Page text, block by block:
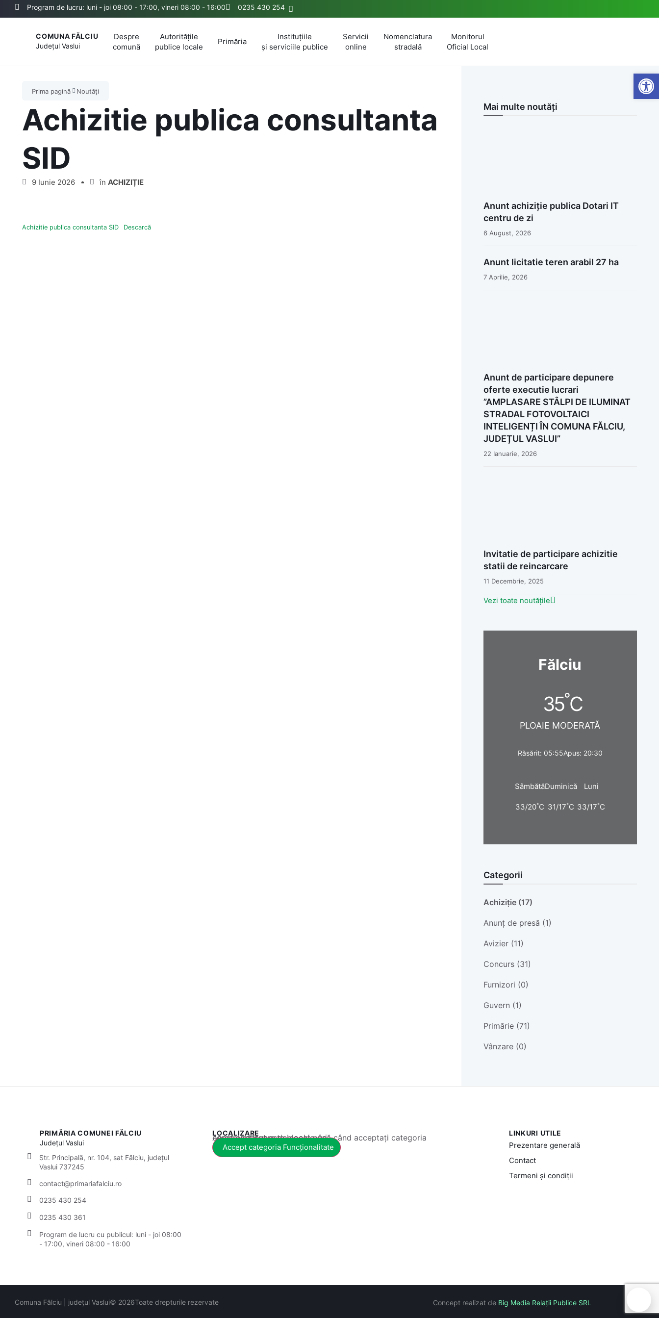
Program de lucru: luni - joi 08:00 - 17:00, vineri 08:00 - 16:00 0235 430 254
COMUNA FĂLCIU
JudețulVaslui
Despre
comună
Autoritățile
publice locale
Primăria
Instituțiile
și serviciile publice
Servicii
online
Nomenclatura
stradală
Monitorul
Oficial Local
Prima pagină Noutăți
Achizitie publica consultanta
SID
9 Iunie 2026 în ACHIZIȚIE
Achizitie publica consultanta SID Descarcă
Mai multe noutăți
Anunt achiziție publica Dotari IT
centru de zi
6 August, 2026
Anunt licitatie teren arabil 27 ha
7 Aprilie, 2026
Anunt de participare depunere
oferte executie lucrari
”AMPLASARE STÂLPI DE ILUMINAT
STRADAL FOTOVOLTAICI
INTELIGENȚI ÎN COMUNA FĂLCIU,
JUDEȚUL VASLUI”
22 Ianuarie, 2026
Invitatie de participare achizitie
statii de reincarcare
11 Decembrie, 2025
Vezi toate noutățile
Fălciu
35°C
PLOAIE MODERATĂ
Răsărit: 05:55Apus: 20:30
Sâmbătă
33/20°C
Duminică
31/17°C
Luni
33/17°C
Categorii
Achiziție (17)
Anunț de presă (1)
Avizier (11)
Concurs (31)
Furnizori (0)
Guvern (1)
Primărie (71)
Vânzare (0)
PRIMĂRIA COMUNEI FĂLCIU
JudețulVaslui
Str. Principală, nr. 104, sat Fălciu, județul
Vaslui 737245
contact@primariafalciu.ro
0235 430 254
0235 430 361
Program de lucru cu publicul: luni - joi 08:00
- 17:00, vineri 08:00 - 16:00
LOCALIZARE
Acest conținut este blocat până când acceptați categoria corespunzătoare de cookie-uri.
Accept categoria Funcționalitate
LINKURI UTILE
Prezentare generală
Contact
Termeni și condiții
Comuna Fălciu | județul Vaslui© 2026Toate drepturile rezervate Concept realizat de Big Media Relații Publice SRL